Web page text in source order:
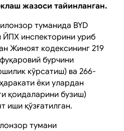
жазоси тайинланган.
туманида BYD
инспекторини уриб
Жиноят кодексининг 219
бурчини
кўрсатиш) ва 266-
ёки улардан
қоидаларини бузиш)
иши қўзғатилган.
тумани